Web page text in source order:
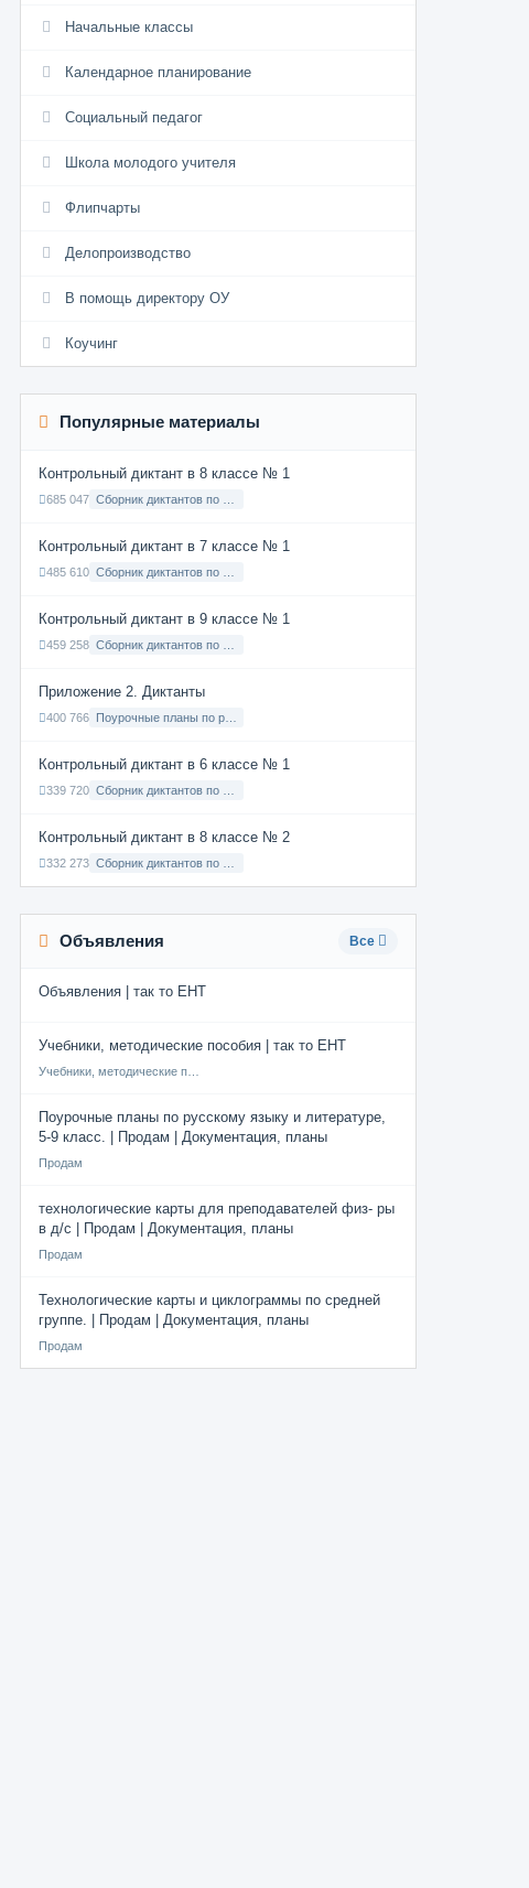
Начальные классы
Календарное планирование
Социальный педагог
Школа молодого учителя
Флипчарты
Делопроизводство
В помощь директору ОУ
Коучинг
Популярные материалы
Контрольный диктант в 8 классе № 1
685 047
Контрольный диктант в 7 классе № 1
485 610
Контрольный диктант в 9 классе № 1
459 258
Приложение 2. Диктанты
400 766
Контрольный диктант в 6 классе № 1
339 720
Контрольный диктант в 8 классе № 2
332 273
Объявления Все
Объявления | так то ЕНТ
Учебники, методические пособия | так то ЕНТ
Поурочные планы по русскому языку и литературе,
5-9 класс. | Продам | Документация, планы
Продам
технологические карты для преподавателей физ- ры
в д/с | Продам | Документация, планы
Продам
Технологические карты и циклограммы по средней
группе. | Продам | Документация, планы
Продам